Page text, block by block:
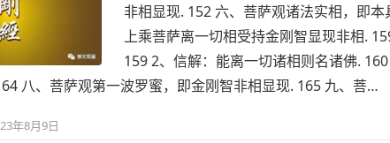
非相显现. 152 六、菩萨观诸法实相，即本
上乘菩萨离一切相受持金刚智显现非相.
159 2、信解：能离一切诸相则名诸佛.
八、菩萨观第一波罗蜜，即金刚智非相显现. 165 九、菩…
年8月9日